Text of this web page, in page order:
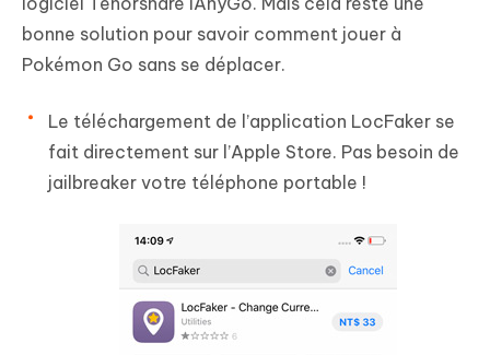
bonne solution pour savoir comment jouer à
Pokémon Go sans se déplacer.
Le téléchargement de l’application LocFaker se
fait directement sur l’Apple Store. Pas besoin de
jailbreaker votre téléphone portable !